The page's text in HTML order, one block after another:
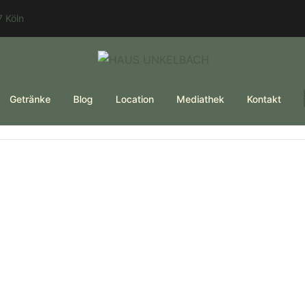
Köln
Getränke Blog Location Mediathek Kontakt